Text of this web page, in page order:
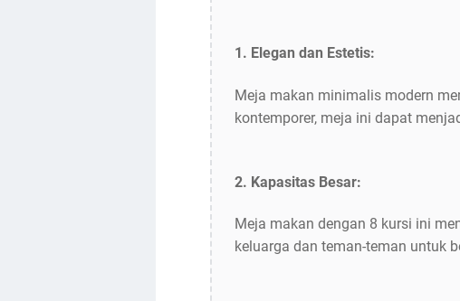
1. Elegan dan Estetis:
Meja makan minimalis modern
kontemporer, meja ini dapat
2. Kapasitas Besar:
Meja makan dengan 8 kursi ini
keluarga dan teman-teman untuk